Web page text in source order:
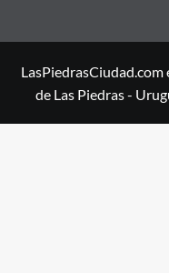
de Las Piedras -